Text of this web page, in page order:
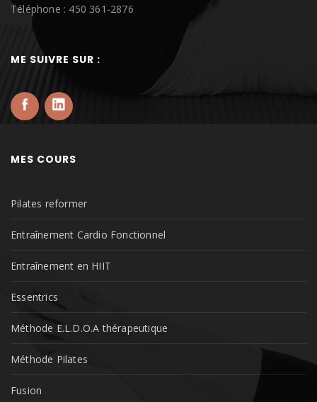
Téléphone : 450 361-2876
ME SUIVRE SUR :
MES COURS
Pilates reformer
Entraînement Cardio Fonctionnel
Entraînement en HIIT
Essentrics
Méthode E.L.D.O.A thérapeutique
Méthode Pilates
Fusion